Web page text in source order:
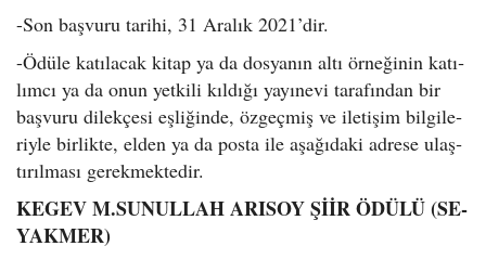
-Son baş­vu­ru ta­ri­hi, 31 Ara­lık 2021’dir.
-Ödüle ka­tı­la­cak kitap ya da dos­ya­nın altı ör­ne­ği­nin ka­tı­
lım­cı ya da onun yet­ki­li kıl­dı­ğı ya­yı­ne­vi ta­ra­fın­dan bir
baş­vu­ru di­lek­çe­si eş­li­ğin­de, öz­geç­miş ve ile­ti­şim bil­gi­le­
riy­le bir­lik­te, elden ya da posta ile aşa­ğı­da­ki ad­re­se ulaş­
tı­rıl­ma­sı ge­rek­mek­te­dir.
KEGEV M.SU­NUL­LAH ARI­SOY ŞİİR ÖDÜLÜ (SE­
YAK­MER)